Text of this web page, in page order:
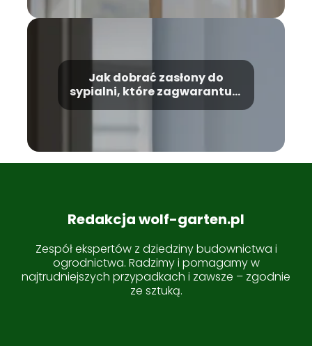
Jak dobrać zasłony do
sypialni, które zagwarantują
Redakcja wolf-garten.pl
Zespół ekspertów z dziedziny budownictwa i
ogrodnictwa. Radzimy i pomagamy w
najtrudniejszych przypadkach i zawsze – zgodnie
ze sztuką.